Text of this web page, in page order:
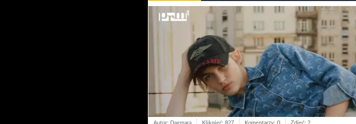
Autor: Dagmara Kliknięć: 827 Komentarzy: 0 Zdjęć: 2